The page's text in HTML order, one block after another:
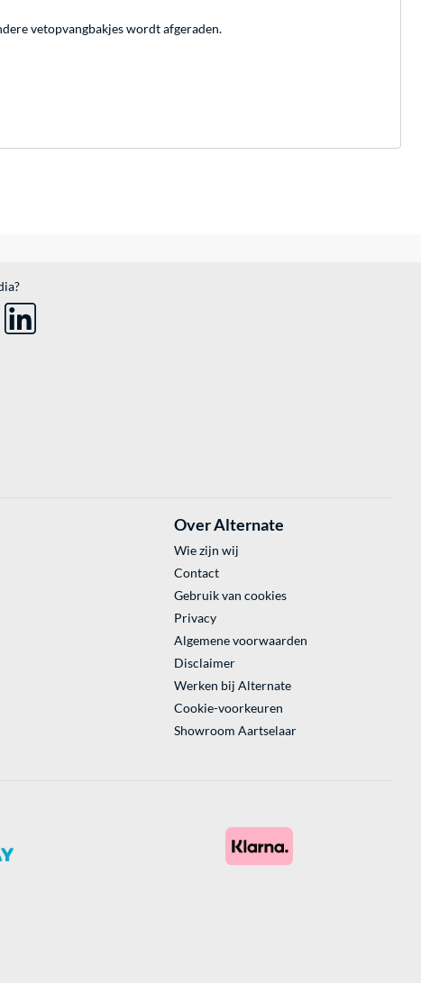
vetopvangbakjes wordt afgeraden.
Over Alternate
Wie zijn wij
Contact
Gebruik van cookies
Privacy
Algemene voorwaarden
Disclaimer
Werken bij Alternate
Cookie-voorkeuren
Showroom Aartselaar